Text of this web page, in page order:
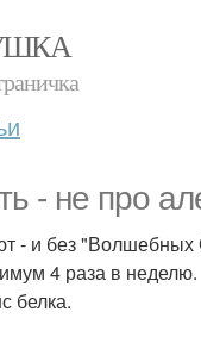
- не про
- и без
4 раза в неделю.
белка.